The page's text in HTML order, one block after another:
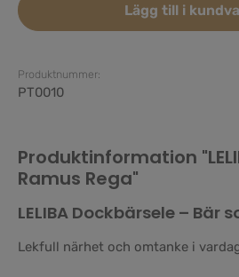
Lägg till i
Produktnummer:
PT0010
Produktinformation
Ramus Rega"
LELIBA Dockbärsele – Bär
Lekfull närhet och omtanke i